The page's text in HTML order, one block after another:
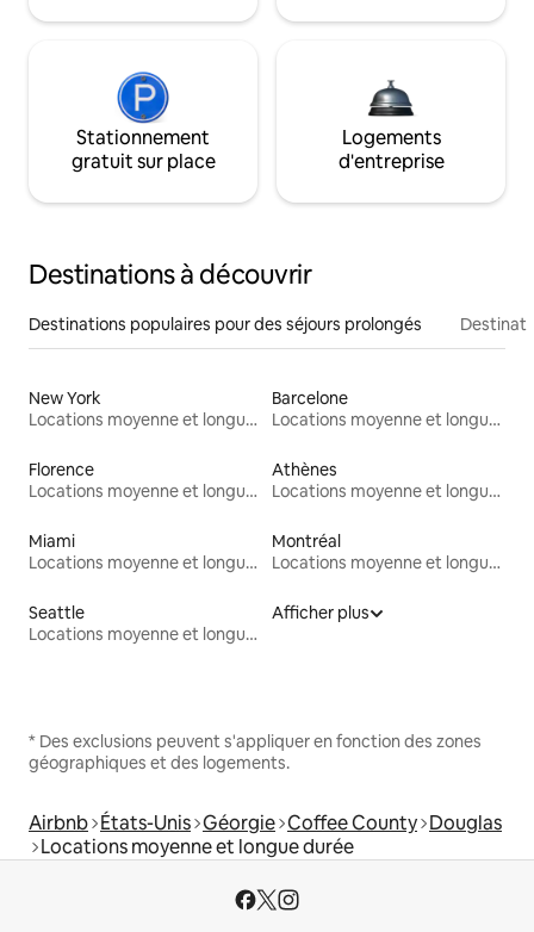
Stationnement
gratuit sur place
Logements
d'entreprise
Destinations à découvrir
Destinations populaires pour des séjours prolongés
New York
Locations moyenne et longue durée
Barcelone
Locations moyenne et longue durée
Florence
Locations moyenne et longue durée
Athènes
Locations moyenne et longue durée
Miami
Locations moyenne et longue durée
Montréal
Locations moyenne et longue durée
Seattle
Locations moyenne et longue durée
Afficher plus
* Des exclusions peuvent s'appliquer en fonction des zones
géographiques et des logements.
Airbnb États-Unis Géorgie Coffee County Douglas
Locations moyenne et longue durée